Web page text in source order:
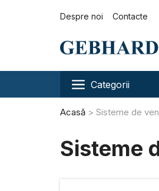
Despre noi Contacte
Categorii
Acasă Sisteme de
Sisteme